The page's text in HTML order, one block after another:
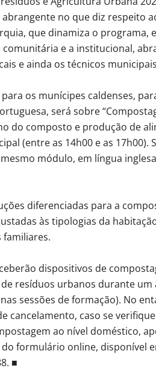
no que diz respeito
que dinamiza o programa,
e a institucional,
e ainda os técnicos
os munícipes caldenses,
será sobre
do composto e produção de
(entre as 14h00 e as 17h00).
módulo, em língua
diferenciadas para a
às tipologias da
familiares.
dispositivos de
resíduos urbanos durante um
sessões de formação). No
cancelamento, caso se
ao nível doméstico,
formulário online, disponível
■